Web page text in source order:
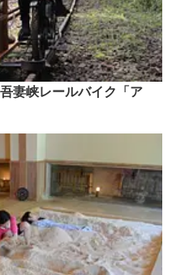
妻峡レールバイク「ア